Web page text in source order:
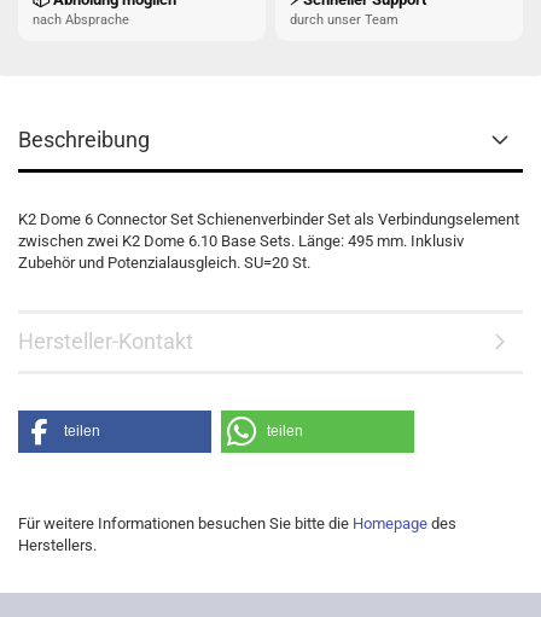
nach Absprache durch unser Team
Beschreibung
K2 Dome 6 Connector Set Schienenverbinder Set als Verbindungselement
zwischen zwei K2 Dome 6.10 Base Sets. Länge: 495 mm. Inklusiv
Zubehör und Potenzialausgleich. SU=20 St.
Hersteller-Kontakt
teilen teilen
Für weitere Informationen besuchen Sie bitte die Homepage des
Herstellers.